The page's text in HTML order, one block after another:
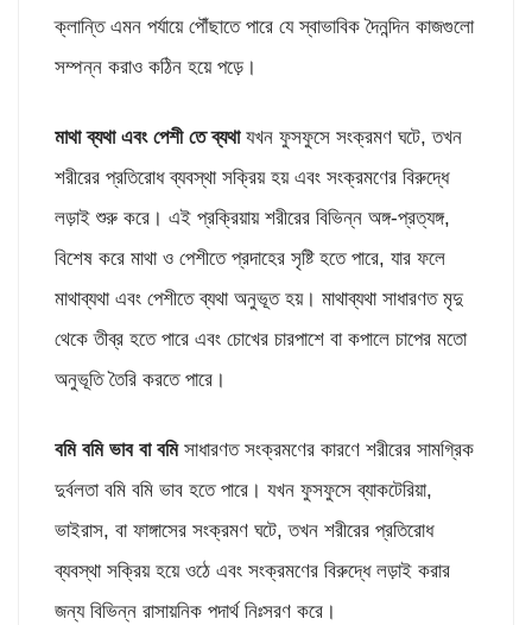
ক্লান্তি এমন পর্যায়ে পৌঁছাতে পারে যে স্বাভাবিক দৈনন্দিন কাজগুলো
সম্পন্ন করাও কঠিন হয়ে পড়ে।
মাথা ব্যথা এবং পেশী তে ব্যথাযখন ফুসফুসে সংক্রমণ ঘটে, তখন
শরীরের প্রতিরোধ ব্যবস্থা সক্রিয় হয় এবং সংক্রমণের বিরুদ্ধে
লড়াই শুরু করে। এই প্রক্রিয়ায় শরীরের বিভিন্ন অঙ্গ-প্রত্যঙ্গ,
বিশেষ করে মাথা ও পেশীতে প্রদাহের সৃষ্টি হতে পারে, যার ফলে
মাথাব্যথা এবং পেশীতে ব্যথা অনুভূত হয়। মাথাব্যথা সাধারণত মৃদু
থেকে তীব্র হতে পারে এবং চোখের চারপাশে বা কপালে চাপের মতো
অনুভূতি তৈরি করতে পারে।
বমি বমি ভাব বা বমিসাধারণত সংক্রমণের কারণে শরীরের সামগ্রিক
দুর্বলতা বমি বমি ভাব হতে পারে। যখন ফুসফুসে ব্যাকটেরিয়া,
ভাইরাস, বা ফাঙ্গাসের সংক্রমণ ঘটে, তখন শরীরের প্রতিরোধ
ব্যবস্থা সক্রিয় হয়ে ওঠে এবং সংক্রমণের বিরুদ্ধে লড়াই করার
জন্য বিভিন্ন রাসায়নিক পদার্থ নিঃসরণ করে।